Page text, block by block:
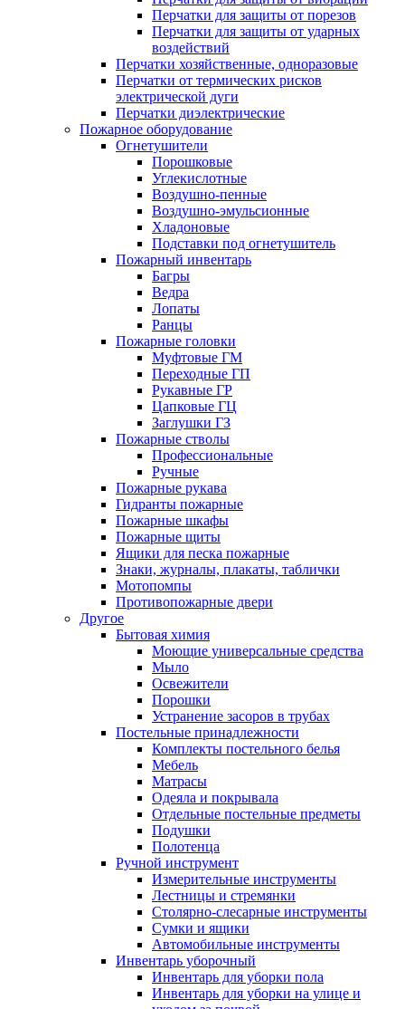
Перчатки для защиты от порезов
Перчатки для защиты от ударных
воздействий
Перчатки хозяйственные, одноразовые
Перчатки от термических рисков
электрической дуги
Перчатки диэлектрические
Пожарное оборудование
Огнетушители
Порошковые
Углекислотные
Воздушно-пенные
Воздушно-эмульсионные
Хладоновые
Подставки под огнетушитель
Пожарный инвентарь
Багры
Ведра
Лопаты
Ранцы
Пожарные головки
Муфтовые ГМ
Переходные ГП
Рукавные ГР
Цапковые ГЦ
Заглушки ГЗ
Пожарные стволы
Профессиональные
Ручные
Пожарные рукава
Гидранты пожарные
Пожарные шкафы
Пожарные щиты
Ящики для песка пожарные
Знаки, журналы, плакаты, таблички
Мотопомпы
Противопожарные двери
Другое
Бытовая химия
Моющие универсальные средства
Мыло
Освежители
Порошки
Устранение засоров в трубах
Постельные принадлежности
Комплекты постельного белья
Мебель
Матрасы
Одеяла и покрывала
Отдельные постельные предметы
Подушки
Полотенца
Ручной инструмент
Измерительные инструменты
Лестницы и стремянки
Столярно-слесарные инструменты
Сумки и ящики
Автомобильные инструменты
Инвентарь уборочный
Инвентарь для уборки пола
Инвентарь для уборки на улице и